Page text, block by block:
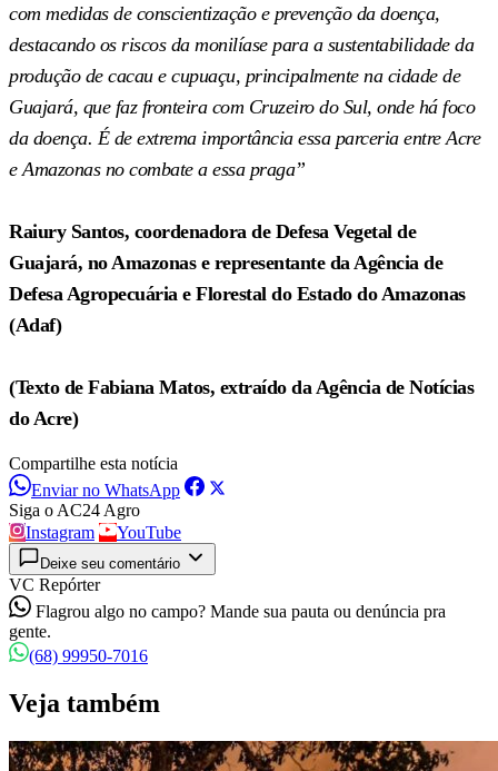
com medidas de conscientização e prevenção da doença,
destacando os riscos da monilíase para a sustentabilidade da
produção de cacau e cupuaçu, principalmente na cidade de
Guajará, que faz fronteira com Cruzeiro do Sul, onde há foco
da doença. É de extrema importância essa parceria entre Acre
e Amazonas no combate a essa praga”
Raiury Santos, coordenadora de Defesa Vegetal de
Guajará, no Amazonas e representante da Agência de
Defesa Agropecuária e Florestal do Estado do Amazonas
(Adaf)
(Texto de Fabiana Matos, extraído da Agência de Notícias
do Acre)
Compartilhe esta notícia
Enviar no WhatsApp
Siga o AC24 Agro
Instagram
YouTube
Deixe seu comentário
VC Repórter
Flagrou algo no campo? Mande sua pauta ou denúncia pra
gente.
(68) 99950-7016
Veja também